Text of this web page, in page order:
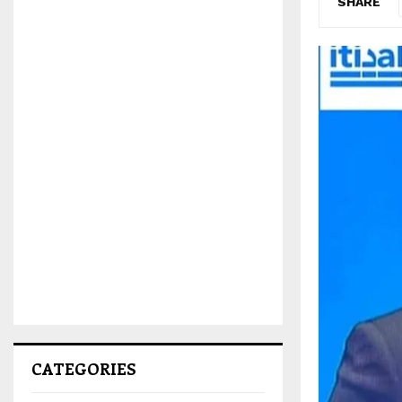
CATEGORIES